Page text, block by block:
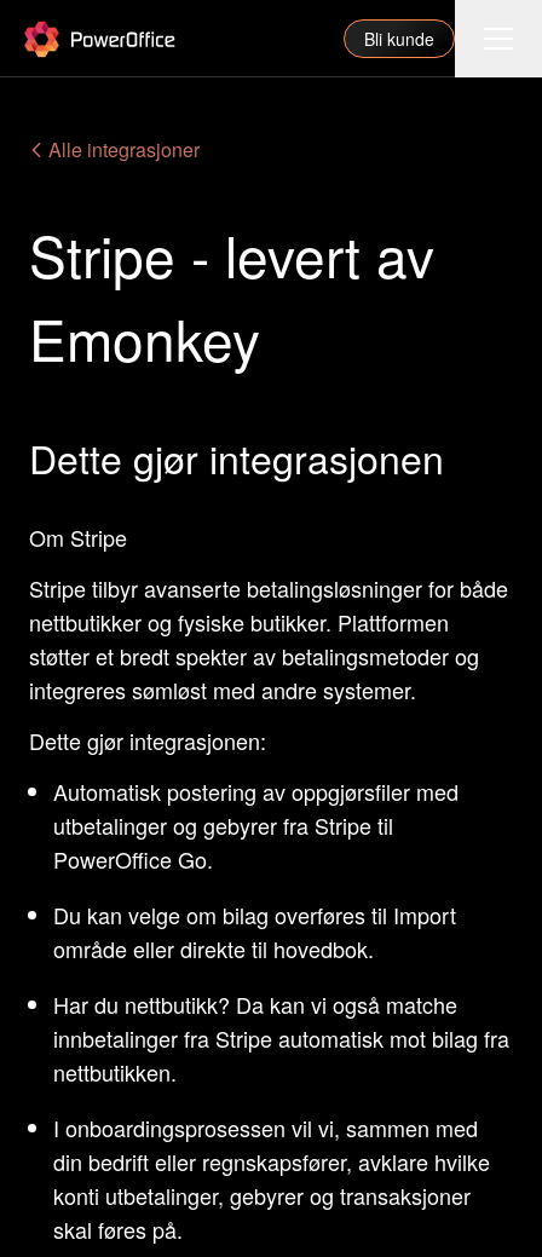
PowerOffice Bli kunde
Funksjoner
Priser
Våre partnere
For regnskapsfører
Support
Alle integrasjoner
Stripe - levert av
Emonkey
Dette gjør integrasjonen
Om Stripe
Stripe tilbyr avanserte betalingsløsninger for både
nettbutikker og fysiske butikker. Plattformen
støtter et bredt spekter av betalingsmetoder og
integreres sømløst med andre systemer.
Dette gjør integrasjonen:
Automatisk postering av oppgjørsfiler med
utbetalinger og gebyrer fra Stripe til
PowerOffice Go.
Du kan velge om bilag overføres til Import
område eller direkte til hovedbok.
Har du nettbutikk? Da kan vi også matche
innbetalinger fra Stripe automatisk mot bilag fra
nettbutikken.
I onboardingsprosessen vil vi, sammen med
din bedrift eller regnskapsfører, avklare hvilke
konti utbetalinger, gebyrer og transaksjoner
skal føres på.